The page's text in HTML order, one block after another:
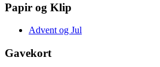
Papir og Klip
Advent og Jul
Gavekort